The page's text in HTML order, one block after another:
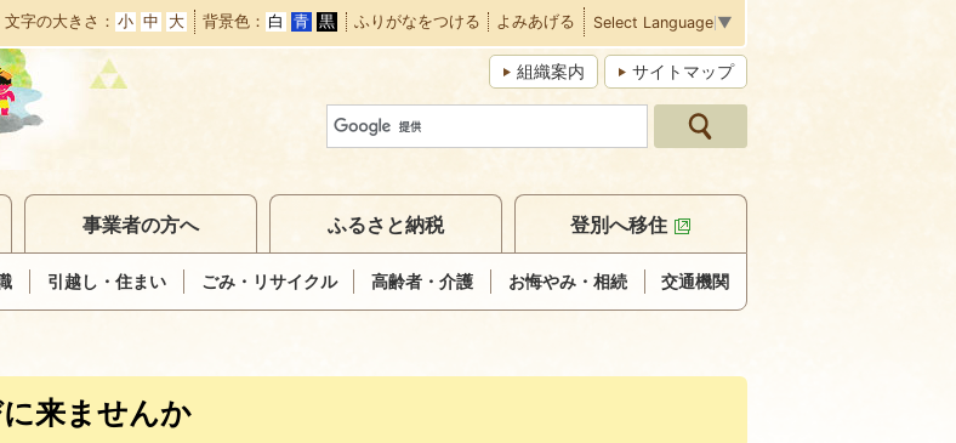
文字の大きさ 小 中 大 背景色 白 青 黒 ふりがなをつける よみあげる Select Language ▼
組織案内 サイトマップ
引越し・住まい ごみ・リサイクル 高齢者・介護 お悔やみ・相続 交通機関
事業者の方へ ふるさと納税 登別へ移住
来ませんか